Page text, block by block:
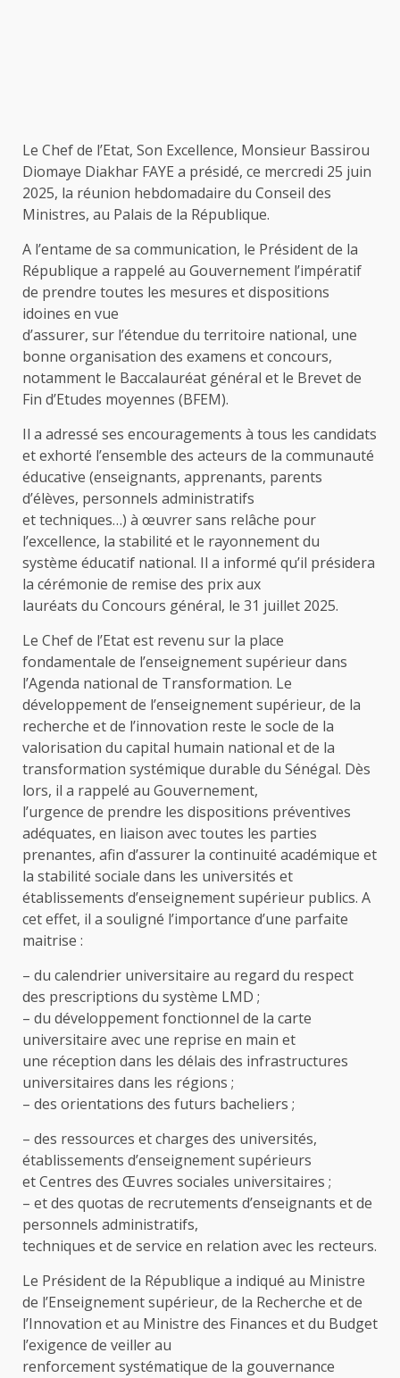
Le Chef de l’Etat, Son Excellence, Monsieur Bassirou
Diomaye Diakhar FAYE a présidé, ce mercredi 25 juin
2025, la réunion hebdomadaire du Conseil des
Ministres, au Palais de la République.
A l’entame de sa communication, le Président de la
République a rappelé au Gouvernement l’impératif
de prendre toutes les mesures et dispositions
idoines en vue
d’assurer, sur l’étendue du territoire national, une
bonne organisation des examens et concours,
notamment le Baccalauréat général et le Brevet de
Fin d’Etudes moyennes (BFEM).
Il a adressé ses encouragements à tous les candidats
et exhorté l’ensemble des acteurs de la communauté
éducative (enseignants, apprenants, parents
d’élèves, personnels administratifs
et techniques…) à œuvrer sans relâche pour
l’excellence, la stabilité et le rayonnement du
système éducatif national. Il a informé qu’il présidera
la cérémonie de remise des prix aux
lauréats du Concours général, le 31 juillet 2025.
Le Chef de l’Etat est revenu sur la place
fondamentale de l’enseignement supérieur dans
l’Agenda national de Transformation. Le
développement de l’enseignement supérieur, de la
recherche et de l’innovation reste le socle de la
valorisation du capital humain national et de la
transformation systémique durable du Sénégal. Dès
lors, il a rappelé au Gouvernement,
l’urgence de prendre les dispositions préventives
adéquates, en liaison avec toutes les parties
prenantes, afin d’assurer la continuité académique et
la stabilité sociale dans les universités et
établissements d’enseignement supérieur publics. A
cet effet, il a souligné l’importance d’une parfaite
maitrise :
– du calendrier universitaire au regard du respect
des prescriptions du système LMD ;
– du développement fonctionnel de la carte
universitaire avec une reprise en main et
une réception dans les délais des infrastructures
universitaires dans les régions ;
– des orientations des futurs bacheliers ;
– des ressources et charges des universités,
établissements d’enseignement supérieurs
et Centres des Œuvres sociales universitaires ;
– et des quotas de recrutements d’enseignants et de
personnels administratifs,
techniques et de service en relation avec les recteurs.
Le Président de la République a indiqué au Ministre
de l’Enseignement supérieur, de la Recherche et de
l’Innovation et au Ministre des Finances et du Budget
l’exigence de veiller au
renforcement systématique de la gouvernance